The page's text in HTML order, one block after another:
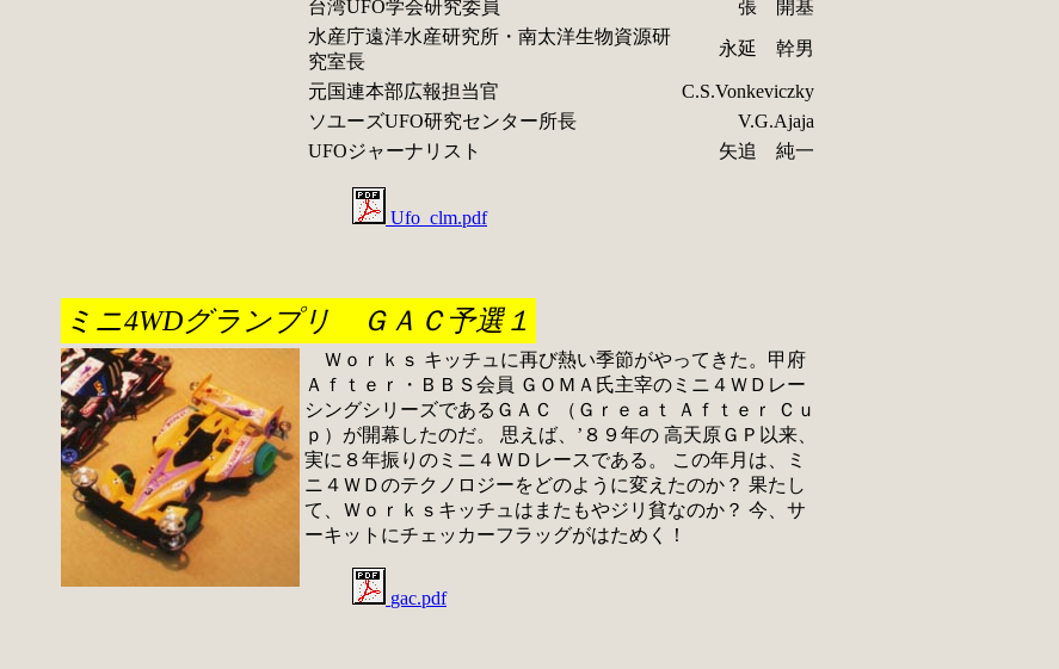
台湾UFO学会研究委員
張 開基
水産庁遠洋水産研究所・南太洋生物資源研
究室長
永延 幹男
元国連本部広報担当官
C.S.Vonkeviczky
ソユーズUFO研究センター所長
V.G.Ajaja
UFOジャーナリスト
矢追 純一
Ufo_clm.pdf
ミニ4WDグランプリ ＧＡＣ予選１
Ｗｏｒｋｓ キッチュに再び熱い季節がやってきた。甲府
Ａｆｔｅｒ・ＢＢＳ会員 ＧＯＭＡ氏主宰のミニ４ＷＤレー
シングシリーズであるＧＡＣ （Ｇｒｅａｔ Ａｆｔｅｒ Ｃｕ
ｐ）が開幕したのだ。 思えば、’８９年の 高天原ＧＰ以来、
実に８年振りのミニ４ＷＤレースである。 この年月は、ミ
ニ４ＷＤのテクノロジーをどのように変えたのか？ 果たし
て、Ｗｏｒｋｓキッチュはまたもやジリ貧なのか？ 今、サ
ーキットにチェッカーフラッグがはためく！
gac.pdf